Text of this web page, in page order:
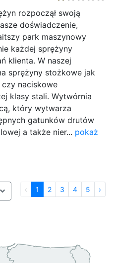
rozpoczął swoją
doświadczenie,
park maszynowy
każdej sprężyny
klienta. W naszej
sprężyny stożkowe jak
naciskowe
klasy stali. Wytwórnia
który wytwarza
gatunków drutów
a także nier... pokaż
‹ 1 2 3 4 5 ›